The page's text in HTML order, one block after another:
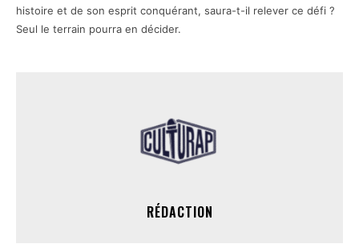
histoire et de son esprit conquérant, saura-t-il relever ce défi ?
Seul le terrain pourra en décider.
RÉDACTION